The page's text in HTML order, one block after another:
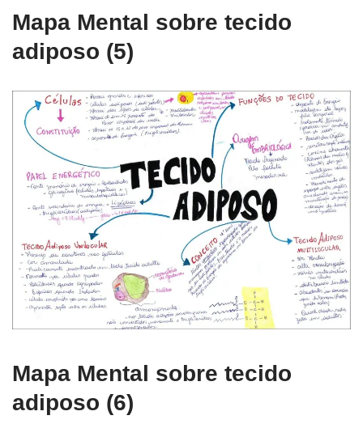
Mapa Mental sobre tecido
adiposo (5)
Mapa Mental sobre tecido
adiposo (6)